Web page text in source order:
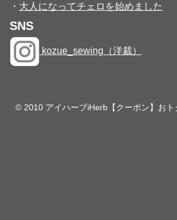
・ 大人になってチェロを始めました
SNS
kozue_sewing（洋裁）
© 2010 アイハーブiHerb【クーポン】おト